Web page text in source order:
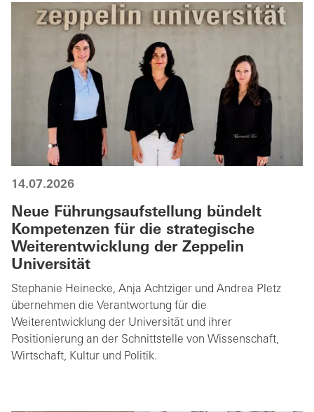
14.07.2026
Neue Führungsaufstellung bündelt
Kompetenzen für die strategische
Weiterentwicklung der Zeppelin
Universität
Stephanie Heinecke, Anja Achtziger und Andrea Pletz
übernehmen die Verantwortung für die
Weiterentwicklung der Universität und ihrer
Positionierung an der Schnittstelle von Wissenschaft,
Wirtschaft, Kultur und Politik.